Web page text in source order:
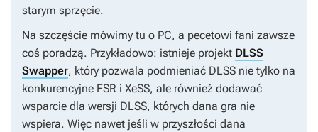
starym sprzęcie.
Na szczęście mówimy tu o PC, a pecetowi fani zawsze
coś poradzą. Przykładowo: istnieje projekt DLSS
Swapper, który pozwala podmieniać DLSS nie tylko na
konkurencyjne FSR i XeSS, ale również dodawać
wsparcie dla wersji DLSS, których dana gra nie
wspiera. Więc nawet jeśli w przyszłości dana